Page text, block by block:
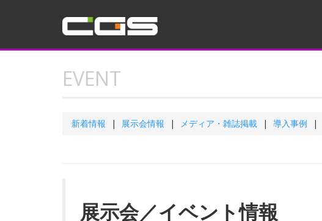
EVENT
新着情報 展示会情報 メディア・雑誌掲載 導入事例
展示会／イベント情報